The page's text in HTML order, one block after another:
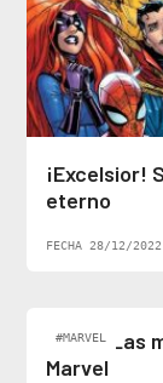
¡Excelsior!
eterno
FECHA 28/12/2022
#MARVEL
Top 5: Las
Marvel